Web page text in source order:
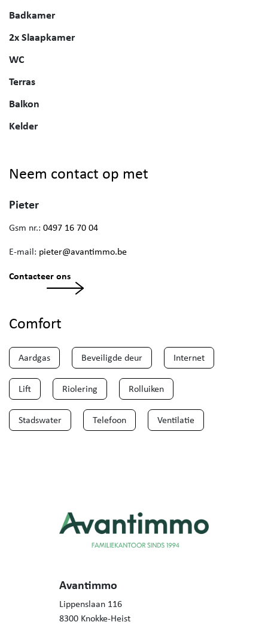
Badkamer
2x Slaapkamer
WC
Terras
Balkon
Kelder
Neem contact op met
Pieter
Gsm nr.: 0497 16 70 04
E-mail: pieter@avantimmo.be
Contacteer ons
Comfort
Aardgas Beveiligde deur Internet
Lift Riolering Rolluiken
Stadswater Telefoon Ventilatie
Avantimmo
Lippenslaan 116
8300 Knokke-Heist